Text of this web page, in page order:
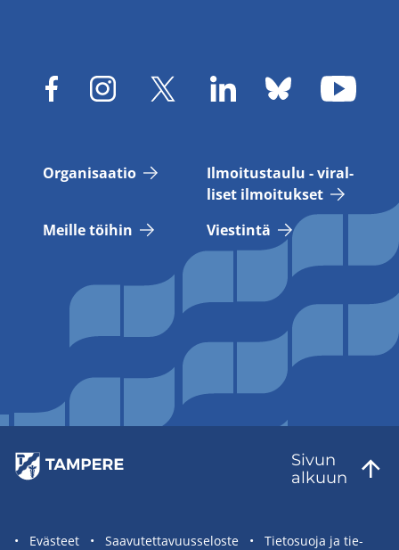
Or­ga­ni­saa­tio
Il­moi­tus­tau­lu - vi­ral­
li­set il­moi­tuk­set
Meil­le töi­hin
Vies­tin­tä
Sivun
al­kuun
Sivuston
Eväs­teet Saa­vu­tet­ta­vuus­se­los­te Tie­to­suo­ja ja tie­